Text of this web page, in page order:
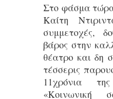
Στο φάσμα τώρα
Καίτη
συμμετοχές,
βάρος στην
θέατρο και δη
τέσσερις
11χρόνια
«Κοινωνική